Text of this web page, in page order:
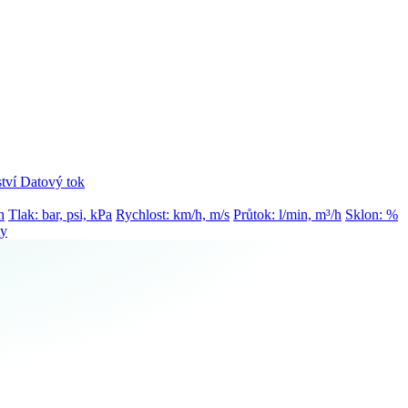
Datový tok
Tlak: bar, psi, kPa Rychlost: km/h, m/s Průtok: l/min, m³/h Sklon: %